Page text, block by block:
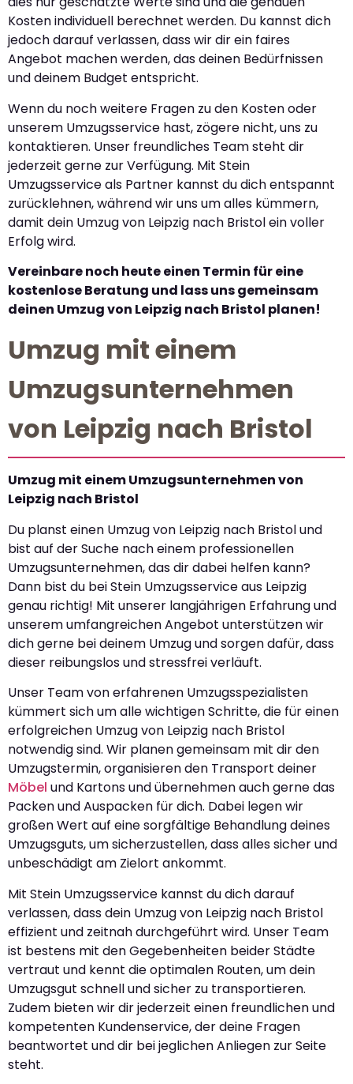
Kosten individuell berechnet werden. Du kannst dich
jedoch darauf verlassen, dass wir dir ein faires
Angebot machen werden, das deinen Bedürfnissen
und deinem Budget entspricht.
Wenn du noch weitere Fragen zu den Kosten oder
unserem Umzugsservice hast, zögere nicht, uns zu
kontaktieren. Unser freundliches Team steht dir
jederzeit gerne zur Verfügung. Mit Stein
Umzugsservice als Partner kannst du dich entspannt
zurücklehnen, während wir uns um alles kümmern,
damit dein Umzug von Leipzig nach Bristol ein voller
Erfolg wird.
Vereinbare noch heute einen Termin für eine
kostenlose Beratung und lass uns gemeinsam
deinen Umzug von Leipzig nach Bristol planen!
Umzug mit einem
Umzugsunternehmen
von Leipzig nach Bristol
Umzug mit einem Umzugsunternehmen von
Leipzig nach Bristol
Du planst einen Umzug von Leipzig nach Bristol und
bist auf der Suche nach einem professionellen
Umzugsunternehmen, das dir dabei helfen kann?
Dann bist du bei Stein Umzugsservice aus Leipzig
genau richtig! Mit unserer langjährigen Erfahrung und
unserem umfangreichen Angebot unterstützen wir
dich gerne bei deinem Umzug und sorgen dafür, dass
dieser reibungslos und stressfrei verläuft.
Unser Team von erfahrenen Umzugsspezialisten
kümmert sich um alle wichtigen Schritte, die für einen
erfolgreichen Umzug von Leipzig nach Bristol
notwendig sind. Wir planen gemeinsam mit dir den
Umzugstermin, organisieren den Transport deiner
Möbel und Kartons und übernehmen auch gerne das
Packen und Auspacken für dich. Dabei legen wir
großen Wert auf eine sorgfältige Behandlung deines
Umzugsguts, um sicherzustellen, dass alles sicher und
unbeschädigt am Zielort ankommt.
Mit Stein Umzugsservice kannst du dich darauf
verlassen, dass dein Umzug von Leipzig nach Bristol
effizient und zeitnah durchgeführt wird. Unser Team
ist bestens mit den Gegebenheiten beider Städte
vertraut und kennt die optimalen Routen, um dein
Umzugsgut schnell und sicher zu transportieren.
Zudem bieten wir dir jederzeit einen freundlichen und
kompetenten Kundenservice, der deine Fragen
beantwortet und dir bei jeglichen Anliegen zur Seite
steht.